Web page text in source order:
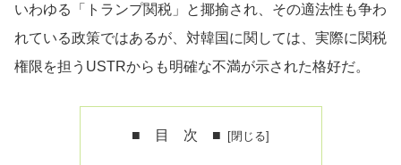
いわゆる「トランプ関税」と揶揄され、その適法性も争わ
れている政策ではあるが、対韓国に関しては、実際に関税
権限を担うUSTRからも明確な不満が示された格好だ。
■ 目 次 ■